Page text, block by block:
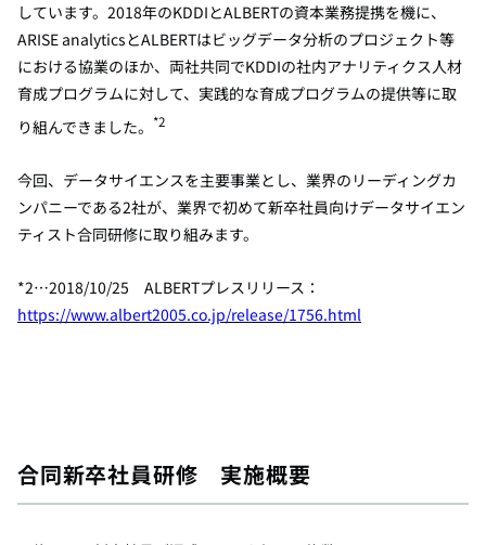
しています。 2018年のKDDIとALBERTの資本業務提携を機に、
ARISE analyticsとALBERTはビッグデータ分析のプロジェクト等
における協業のほか、両社共同でKDDIの社内アナリティクス人材
育成プログラムに対して、実践的な育成プログラムの提供等に取
り組んできました。 *2
今回、データサイエンスを主要事業とし、業界のリーディングカ
ンパニーである2社が、業界で初めて新卒社員向けデータサイエン
ティスト合同研修に取り組みます。
*2…2018/10/25 ALBERTプレスリリース：
https://www.albert2005.co.jp/release/1756.html
合同新卒社員研修 実施概要